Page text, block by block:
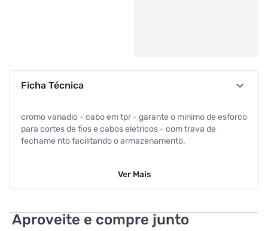
Ficha Técnica
cromo vanadio - cabo em tpr - garante o minimo de esforco
para cortes de fios e cabos eletricos - com trava de
fechame nto facilitando o armazenamento.
Ver Mais
Aproveite e compre junto